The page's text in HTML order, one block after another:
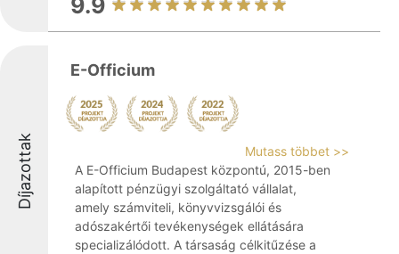
9.9
Díjazottak
E-Officium
Mutass többet >>
A E-Officium Budapest központú, 2015-ben
alapított pénzügyi szolgáltató vállalat,
amely számviteli, könyvvizsgálói és
adószakértői tevékenységek ellátására
specializálódott. A társaság célkitűzése a